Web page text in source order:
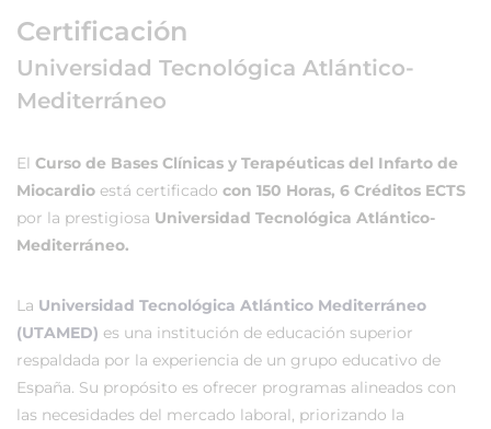
Certificación
Universidad Tecnológica Atlántico-
Mediterráneo
El Curso de Bases Clínicas y Terapéuticas del Infarto de
Miocardio está certificado con 150 Horas, 6 Créditos ECTS
por la prestigiosa Universidad Tecnológica Atlántico-
Mediterráneo.
La Universidad Tecnológica Atlántico Mediterráneo
(UTAMED) es una institución de educación superior
respaldada por la experiencia de un grupo educativo de
España. Su propósito es ofrecer programas alineados con
las necesidades del mercado laboral, priorizando la